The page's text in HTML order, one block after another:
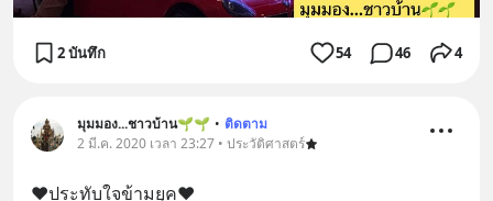
2 บันทึก 54 46 4
มุมมอง...ชาวบ้าน🌱🌱 • ติดตาม
2 มี.ค. 2020 เวลา 23:27 • ประวัติศาสตร์
❤️ประทับใจข้ามยุค❤️